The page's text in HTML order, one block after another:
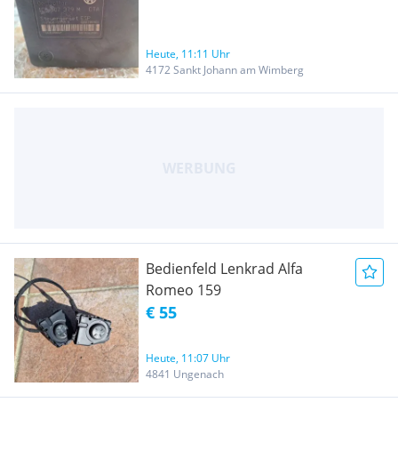
Heute, 11:11 Uhr
4172 Sankt Johann am Wimberg
Bedienfeld Lenkrad Alfa
Romeo 159
€ 55
Heute, 11:07 Uhr
4841 Ungenach